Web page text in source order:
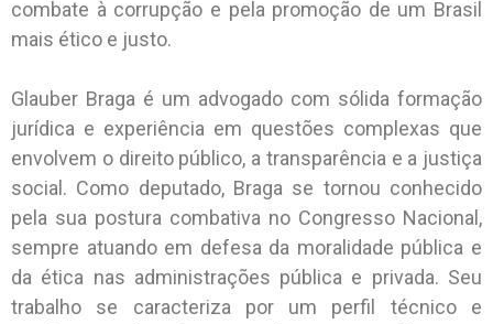
combate à corrupção e pela promoção de um Brasil
mais ético e justo.
Glauber Braga é um advogado com sólida formação
jurídica e experiência em questões complexas que
envolvem o direito público, a transparência e a justiça
social. Como deputado, Braga se tornou conhecido
pela sua postura combativa no Congresso Nacional,
sempre atuando em defesa da moralidade pública e
da ética nas administrações pública e privada. Seu
trabalho se caracteriza por um perfil técnico e